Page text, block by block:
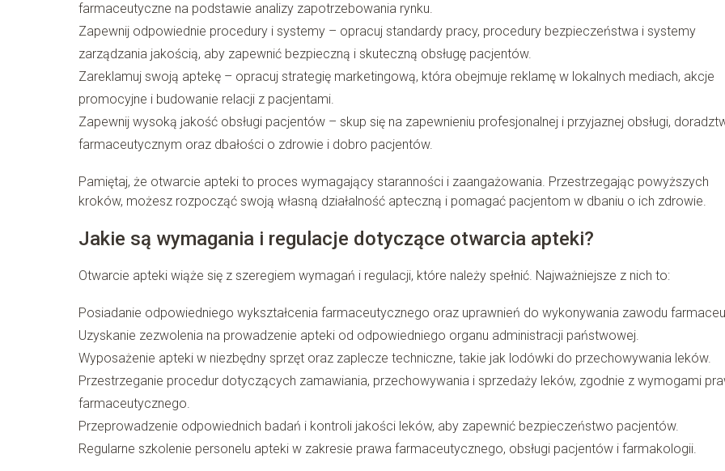
farmaceutyczne na podstawie analizy zapotrzebowania rynku.
Zapewnij odpowiednie procedury i systemy – opracuj standardy pracy, procedury bezpieczeństwa i systemy
zarządzania jakością, aby zapewnić bezpieczną i skuteczną obsługę pacjentów.
Zareklamuj swoją aptekę – opracuj strategię marketingową, która obejmuje reklamę w lokalnych mediach, akcje
promocyjne i budowanie relacji z pacjentami.
Zapewnij wysoką jakość obsługi pacjentów – skup się na zapewnieniu profesjonalnej i przyjaznej obsługi,
farmaceutycznym oraz dbałości o zdrowie i dobro pacjentów.
Pamiętaj, że otwarcie apteki to proces wymagający staranności i zaangażowania. Przestrzegając powyższych
kroków, możesz rozpocząć swoją własną działalność apteczną i pomagać pacjentom w dbaniu o ich zdrowie.
Jakie są wymagania i regulacje dotyczące otwarcia apteki?
Otwarcie apteki wiąże się z szeregiem wymagań i regulacji, które należy spełnić. Najważniejsze z nich to:
Posiadanie odpowiedniego wykształcenia farmaceutycznego oraz uprawnień do wykonywania zawodu
Uzyskanie zezwolenia na prowadzenie apteki od odpowiedniego organu administracji państwowej.
Wyposażenie apteki w niezbędny sprzęt oraz zaplecze techniczne, takie jak lodówki do przechowywania leków.
Przestrzeganie procedur dotyczących zamawiania, przechowywania i sprzedaży leków, zgodnie z wymogami
farmaceutycznego.
Przeprowadzenie odpowiednich badań i kontroli jakości leków, aby zapewnić bezpieczeństwo pacjentów.
Regularne szkolenie personelu apteki w zakresie prawa farmaceutycznego, obsługi pacjentów i farmakologii.